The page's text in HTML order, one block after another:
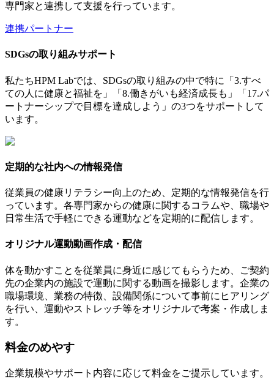
専門家と連携して支援を行っています。
連携パートナー
SDGsの取り組みサポート
私たちHPM Labでは、SDGsの取り組みの中で特に「3.すべ
ての人に健康と福祉を」「8.働きがいも経済成長も」「17.パ
ートナーシップで目標を達成しよう」の3つをサポートして
います。
定期的な社内への情報発信
従業員の健康リテラシー向上のため、定期的な情報発信を行
っています。各専門家からの健康に関するコラムや、職場や
日常生活で手軽にできる運動などを定期的に配信します。
オリジナル運動動画作成・配信
体を動かすことを従業員に身近に感じてもらうため、ご契約
先の企業内の施設で運動に関する動画を撮影します。企業の
職場環境、業務の特徴、設備関係について事前にヒアリング
を行い、運動やストレッチ等をオリジナルで考案・作成しま
す。
料金のめやす
企業規模やサポート内容に応じて料金をご提示しています。